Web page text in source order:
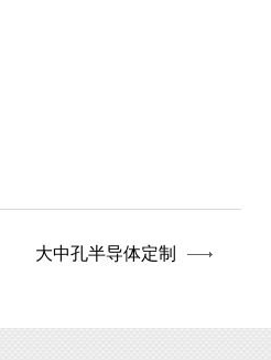
大中孔半导体定制